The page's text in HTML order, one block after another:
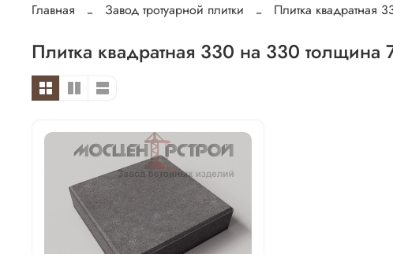
Главная Завод тротуарной плитки Плитка квадратная
Плитка квадратная 330 на 330 толщина